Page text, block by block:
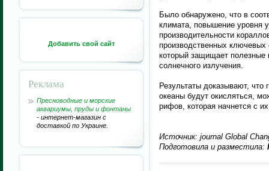
Добавить свой сайт
Реклама
Пресноводные и морские
аквариумы, пруды и фонтаны
- интернет-магазин с
доставкой по Украине.
Было обнаружено, что в
климата, повышение уровня
производительности
производственных
который защищает полезные
солнечного излучения.
Результаты доказывают, что
океаны будут окисляться,
рифов, которая начнется с
Источник: journal Global
Подготовила и разместила: